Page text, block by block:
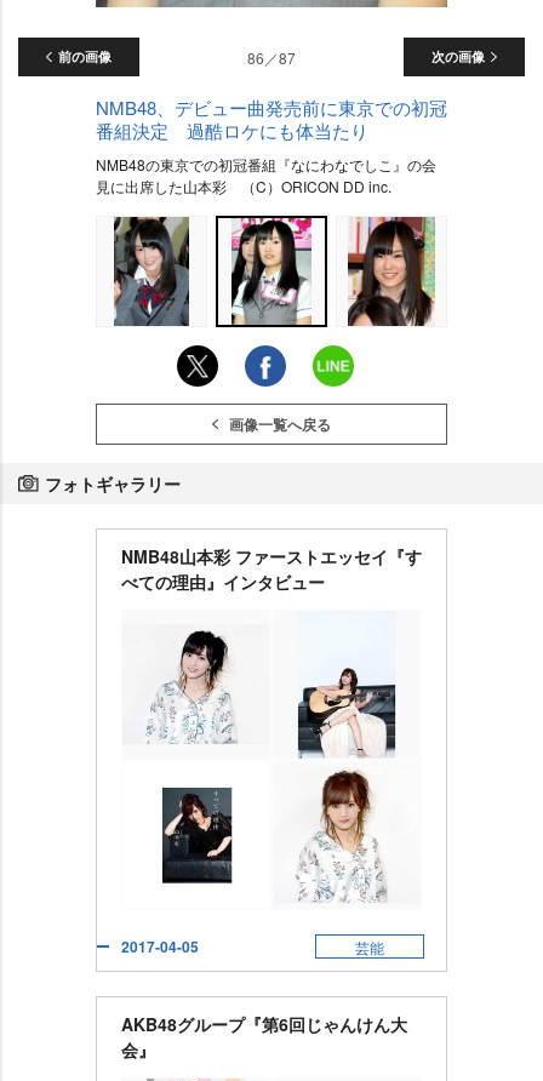
前の画像 次の画像
86／87
NMB48、デビュー曲発売前に東京での初冠
番組決定 過酷ロケにも体当たり
NMB48の東京での初冠番組『なにわなでしこ』の会
見に出席した山本彩 （C）ORICON DD inc.
画像一覧へ戻る
フォトギャラリー
NMB48山本彩 ファーストエッセイ『す
べての理由』インタビュー
2017-04-05 芸能
AKB48グループ『第6回じゃんけん大
会』